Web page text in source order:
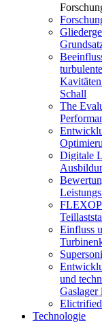
Schall
The
Digitale
Einfluss
und
Gaslager
Technologie